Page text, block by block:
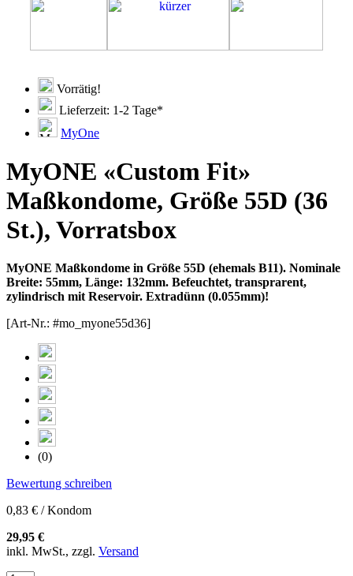
Vorrätig!
Lieferzeit: 1-2 Tage*
MyOne
MyONE «Custom Fit»
Maßkondome, Größe 55D (36
St.), Vorratsbox
MyONE Maßkondome in Größe 55D (ehemals B11). Nominale
Breite: 55mm, Länge: 132mm. Befeuchtet, transprarent,
zylindrisch mit Reservoir. Extradünn (0.055mm)!
[Art-Nr.: #mo_myone55d36]
(0)
Bewertung schreiben
0,83 € / Kondom
29,95 €
inkl. MwSt., zzgl. Versand